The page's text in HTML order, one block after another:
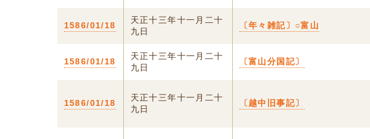
1586/01/18
天正十三年十一月二十
九日
〔年々雑記〕○富山
1586/01/18
天正十三年十一月二十
九日
〔富山分国記〕
1586/01/18
天正十三年十一月二十
九日
〔越中旧事記〕